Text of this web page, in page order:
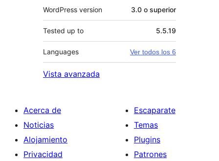
WordPress version 3.0 o superior
Tested up to 5.5.19
Languages Ver todos los 6
Vista avanzada
Acerca de
Noticias
Alojamiento
Privacidad
Escaparate
Temas
Plugins
Patrones